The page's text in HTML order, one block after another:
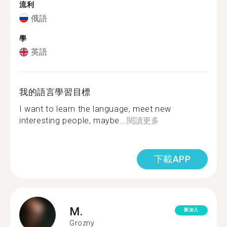
流利
俄語
學
英語
我的語言學習目標
I want to learn the language, meet new
interesting people, maybe...閱讀更多
下載APP
M.
Grozny
新加入